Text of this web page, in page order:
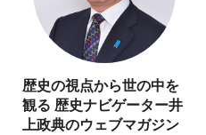
歴史の視点から世の中を
観る 歴史ナビゲーター井
上政典のウェブマガジン